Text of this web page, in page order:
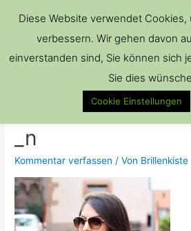
_n
Kommentar verfassen / Von Brillenkiste
Diese Website verwendet Cookies,
verbessern. Wir gehen davon
einverstanden sind, Sie können sich
Sie dies
Cookie Einstellungen